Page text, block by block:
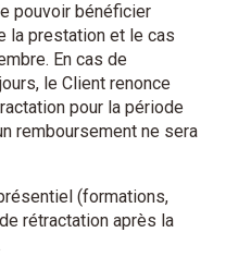
pouvoir bénéficier
la prestation et le cas
En cas de
le Client renonce
pour la période
remboursement ne sera
(formations,
rétractation après la